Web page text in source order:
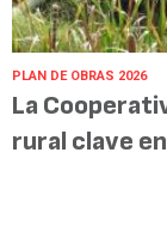
PLAN DE OBRAS 2026
La
rural clave